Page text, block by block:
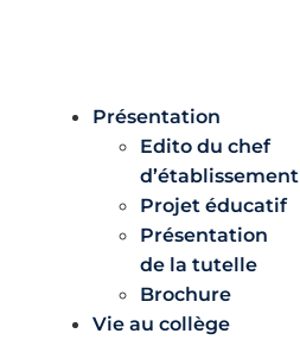
Présentation
Edito du chef
d’établissement
Projet éducatif
Présentation
de la tutelle
Brochure
Vie au collège